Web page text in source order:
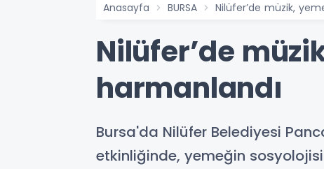
Anasayfa BURSA Nilüfer’de müzik,
Nilüfer’de
harmanlandı
Bursa'da Nilüfer Belediyesi
etkinliğinde, yemeğin